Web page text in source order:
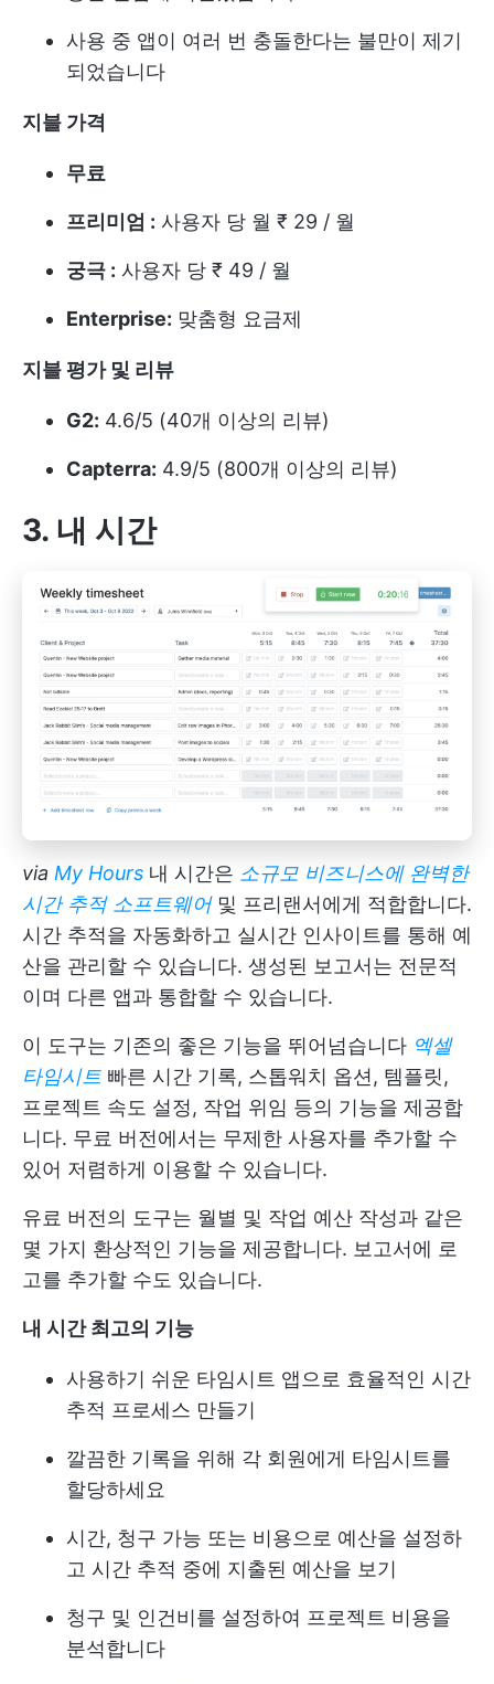
사용 중 앱이 여러 번 충돌한다는 불만이 제기
되었습니다
지블 가격
무료
프리미엄 : 사용자 당 월 ₹ 29 / 월
궁극 : 사용자 당 ₹ 49 / 월
Enterprise: 맞춤형 요금제
지블 평가 및 리뷰
G2: 4.6/5 (40개 이상의 리뷰)
Capterra: 4.9/5 (800개 이상의 리뷰)
3. 내 시간
via My Hours 내 시간은 소규모 비즈니스에 완벽한
시간 추적 소프트웨어및 프리랜서에게 적합합니다.
시간 추적을 자동화하고 실시간 인사이트를 통해 예
산을 관리할 수 있습니다. 생성된 보고서는 전문적
이며 다른 앱과 통합할 수 있습니다.
이 도구는 기존의 좋은 기능을 뛰어넘습니다 엑셀
타임시트 빠른 시간 기록, 스톱워치 옵션, 템플릿,
프로젝트 속도 설정, 작업 위임 등의 기능을 제공합
니다. 무료 버전에서는 무제한 사용자를 추가할 수
있어 저렴하게 이용할 수 있습니다.
유료 버전의 도구는 월별 및 작업 예산 작성과 같은
몇 가지 환상적인 기능을 제공합니다. 보고서에 로
고를 추가할 수도 있습니다.
내 시간 최고의 기능
사용하기 쉬운 타임시트 앱으로 효율적인 시간
추적 프로세스 만들기
깔끔한 기록을 위해 각 회원에게 타임시트를
할당하세요
시간, 청구 가능 또는 비용으로 예산을 설정하
고 시간 추적 중에 지출된 예산을 보기
청구 및 인건비를 설정하여 프로젝트 비용을
분석합니다